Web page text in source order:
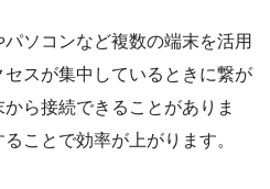
ソコンなど複数の端末を活用
スが集中しているときに繋が
ら接続できることがありま
ことで効率が上がります。